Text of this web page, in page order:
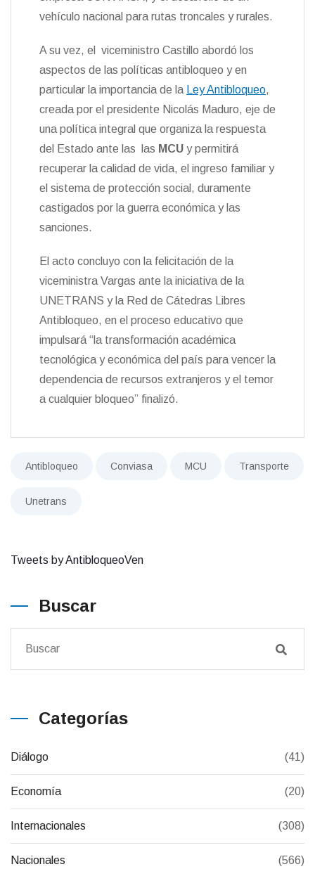
vehículo nacional para rutas troncales y rurales.
A su vez, el viceministro Castillo abordó los
aspectos de las políticas antibloqueo y en
particular la importancia de la Ley Antibloqueo,
creada por el presidente Nicolás Maduro, eje de
una política integral que organiza la respuesta
del Estado ante las las MCU y permitirá
recuperar la calidad de vida, el ingreso familiar y
el sistema de protección social, duramente
castigados por la guerra económica y las
sanciones.
El acto concluyo con la felicitación de la
viceministra Vargas ante la iniciativa de la
UNETRANS y la Red de Cátedras Libres
Antibloqueo, en el proceso educativo que
impulsará “la transformación académica
tecnológica y económica del país para vencer la
dependencia de recursos extranjeros y el temor
a cualquier bloqueo” finalizó.
Antibloqueo Conviasa MCU Transporte
Unetrans
Tweets by AntibloqueoVen
Buscar
Categorías
Diálogo (41)
Economía (20)
Internacionales (308)
Nacionales (566)